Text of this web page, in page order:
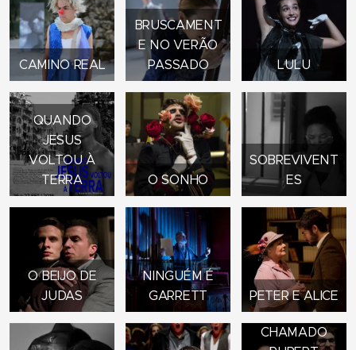
CAMINO REAL
BRUSCAMENT
E NO VERÃO
PASSADO
LULU
QUANDO
JESUS
VOLTOU À
TERRA
O SONHO
SOBREVIVENT
ES
O BEIJO DE
JUDAS
NINGUÉM É
GARRETT
PETER E ALICE
UM RAPAZ
CHAMADO